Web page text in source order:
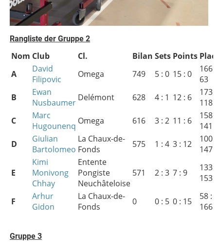
Rangliste der Gruppe 2
Nom Club Cl. Bilan Sets Points
A
David
Filipovic
Omega 749 5 : 0 15 : 0
166 :
63
B
Ewan
Nusbaumer Delémont 628 4 : 1 12 : 6
173 :
118
C
Marc
Hugounenq Omega 616 3 : 2 11 : 6
158 :
141
D
Giulian
Bartolomeo
La Chaux-de-
Fonds
575 1 : 4 3 : 12
100 :
147
E
Kimi
Monivong
Chhay
Entente
Pongiste
Neuchâteloise
571 2 : 3 7 : 9
133 :
153
F
Arhur
Gidon
La Chaux-de-
Fonds
0 0 : 5 0 : 15
58 :
166
Gruppe 3